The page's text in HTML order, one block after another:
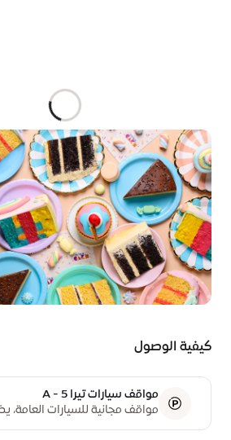
كيفية الوصول
مواقف سيارات تيرا A - 5
مخصصة لذوي أصحاب الهمم